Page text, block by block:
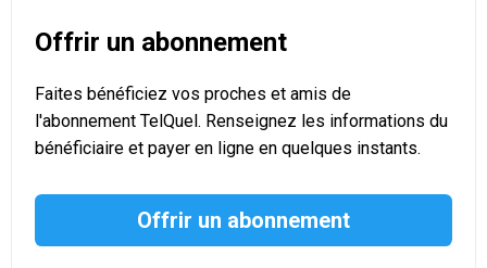
Offrir un abonnement
Faites bénéficiez vos proches et amis de
l'abonnement TelQuel. Renseignez les informations du
bénéficiaire et payer en ligne en quelques instants.
Offrir un abonnement